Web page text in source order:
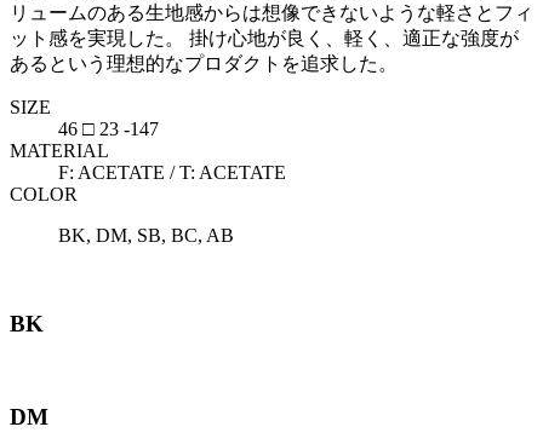
リュームのある生地感からは想像できないような軽さとフィ
ット感を実現した。 掛け心地が良く、軽く、適正な強度が
あるという理想的なプロダクトを追求した。
SIZE
46 □ 23 -147
MATERIAL
F: ACETATE / T: ACETATE
COLOR
BK, DM, SB, BC, AB
BK
DM